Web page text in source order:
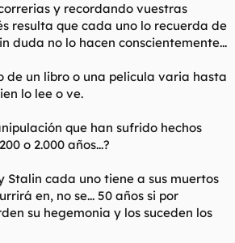
y recordando vuestras
resulta que cada uno lo recuerda de
duda no lo hacen conscientemente...
de un libro o una pelicula varia hasta
lo lee o ve.
que han sufrido hechos
o 2.000 años...?
Stalin cada uno tiene a sus muertos
en, no se... 50 años si por
su hegemonia y los suceden los